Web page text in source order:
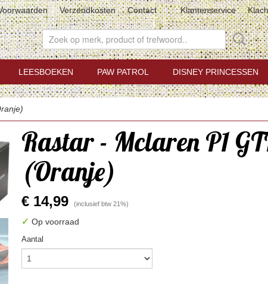
Verzendkosten Contact Klantenservice
LEESBOEKEN PAW PATROL DISNEY PRINCESSEN
Rastar - Mclaren P1
(Oranje)
€ 14,99 (inclusief btw 21%)
✓ Op voorraad
Aantal